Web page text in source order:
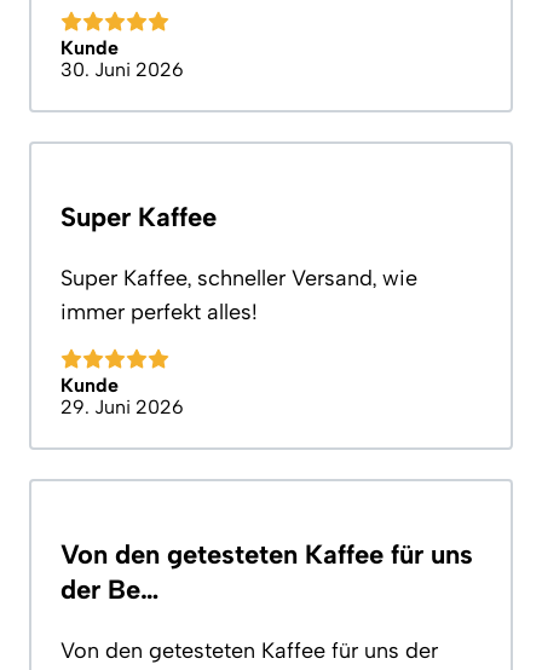
Kunde
30. Juni 2026
Super Kaffee
Super Kaffee, schneller Versand, wie
immer perfekt alles!
Kunde
29. Juni 2026
Von den getesteten Kaffee für uns
der Be…
Von den getesteten Kaffee für uns der